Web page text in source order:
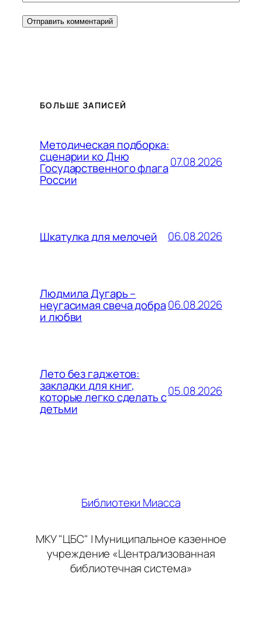
БОЛЬШЕ ЗАПИСЕЙ
Методическая подборка:
сценарии ко Дню
Государственного флага
России
07.08.2026
Шкатулка для мелочей 06.08.2026
Людмила Дугарь –
неугасимая свеча добра
и любви
06.08.2026
Лето без гаджетов:
закладки для книг,
которые легко сделать с
детьми
05.08.2026
Библиотеки Миасса
МКУ "ЦБС" | Муниципальное казенное
учреждение «Централизованная
библиотечная система»